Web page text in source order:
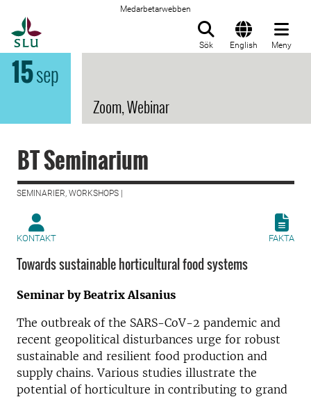
Medarbetarwebben
Sök English Meny
15sep
Zoom, Webinar
BT Seminarium
SEMINARIER, WORKSHOPS |
KONTAKT FAKTA
Towards sustainable horticultural food systems
Seminar by Beatrix Alsanius
The outbreak of the SARS-CoV-2 pandemic and
recent geopolitical disturbances urge for robust
sustainable and resilient food production and
supply chains. Various studies illustrate the
potential of horticulture in contributing to grand